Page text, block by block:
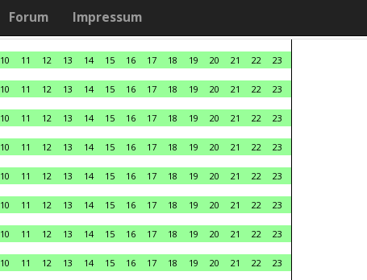
Forum Impressum
10 11 12 13 14 15 16 17 18 19 20 21 22
23
10 11 12 13 14 15 16 17 18 19 20 21 22
23
10 11 12 13 14 15 16 17 18 19 20 21 22
23
10 11 12 13 14 15 16 17 18 19 20 21 22
23
10 11 12 13 14 15 16 17 18 19 20 21 22
23
10 11 12 13 14 15 16 17 18 19 20 21 22
23
10 11 12 13 14 15 16 17 18 19 20 21 22
23
10 11 12 13 14 15 16 17 18 19 20 21 22
23